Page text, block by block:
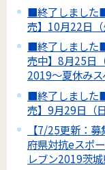
■終了しました
売】10月22日（
■終了しました
売中】8月25日
2019～夏休み
■終了しました
売】9月29日（
【7/25更新：
府県対抗eスポ
レブン2019茨城